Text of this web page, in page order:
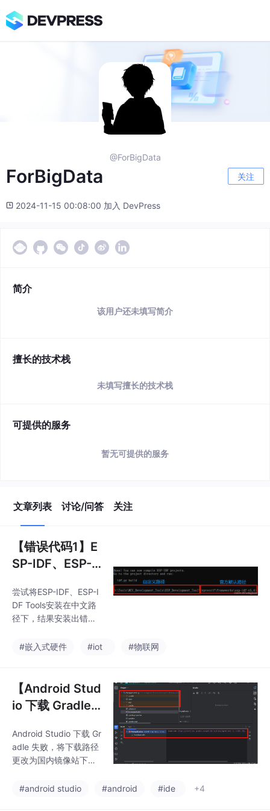
@ForBigData
ForBigData 关注
2024-11-15 00:08:00 加入 DevPress
简介
该用户还未填写简介
擅长的技术栈
未填写擅长的技术栈
可提供的服务
暂无可提供的服务
文章列表 讨论/问答 关注
【错误代码1】E
SP-IDF、ESP-I
错，原因是只支
持英文路径
尝试将ESP-IDF、ESP-I
DF Tools安装在中文路
径下，结果安装出错，
改了ESP-IDF Tools安装
的idf.py文件，最后只
好卸载后重装，使得ES
P-IDF和ESP-IDF Tools
才解决。路径设置完成
后正常安装即可。
#嵌入式硬件 #iot #物联网
【Android Stud
io 下载 Gradle
Android Studio 下载 Gr
adle 失败，将下载路径
更改为国内镜像站下载
#android studio
#android #ide +4